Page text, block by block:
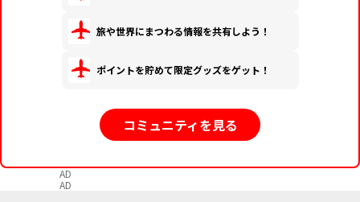
旅や世界にまつわる情報を共有しよう！
ポイントを貯めて限定グッズをゲット！
コミュニティを見る
AD
AD